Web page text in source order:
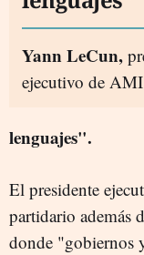
Yann LeCun,
ejecutivo de
lenguajes".
El presidente
partidario además
donde "gobiernos